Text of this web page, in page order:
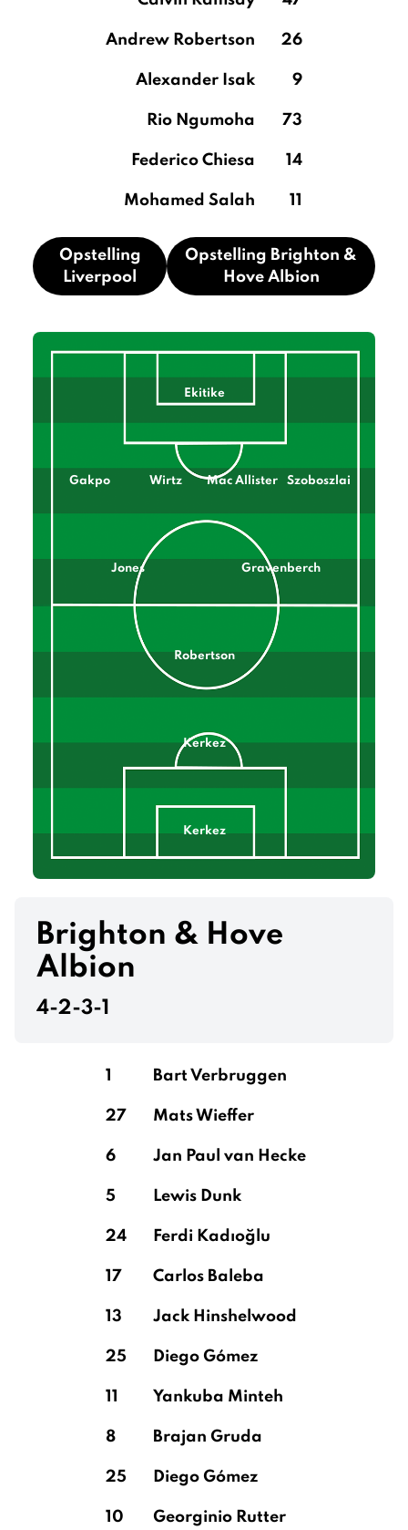
Andrew Robertson 26
Alexander Isak 9
Rio Ngumoha 73
Federico Chiesa 14
Mohamed Salah 11
Opstelling
Liverpool
Opstelling Brighton &
Hove Albion
Ekitike
Gakpo Wirtz Mac Allister Szoboszlai
Jones Gravenberch
Robertson
Kerkez
Kerkez
van Dijk
Brighton & Hove
Albion
4-2-3-1
1 Bart Verbruggen
27 Mats Wieffer
6 Jan Paul van Hecke
5 Lewis Dunk
24 Ferdi Kadıoğlu
17 Carlos Baleba
13 Jack Hinshelwood
25 Diego Gómez
11 Yankuba Minteh
8 Brajan Gruda
25 Diego Gómez
10 Georginio Rutter